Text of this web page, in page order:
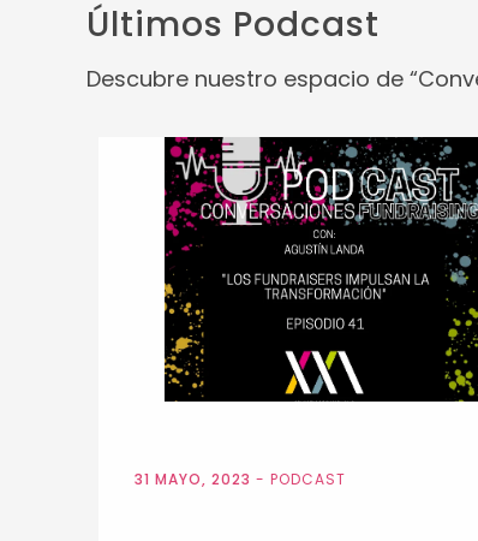
Últimos Podcast
Descubre nuestro espacio de
31 MAYO, 2023-PODCAST